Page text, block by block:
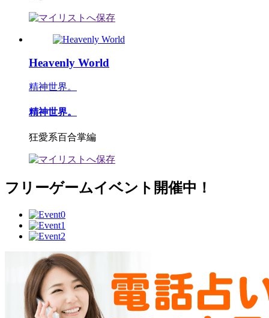
Heavenly World
精神世界。
精神世界。
狂愛系百合掌編
フリーゲームイベント開催中！